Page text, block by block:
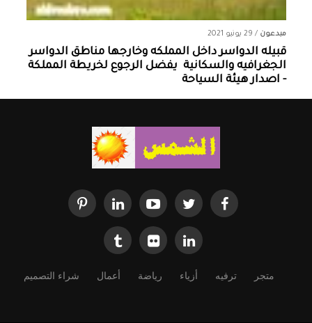
مبدعون / 29 يونيو 2021
قبيله الدواسر داخل المملكه وخارجها ‏مناطق الدواسر
الجغرافيه والسكانية ‏ يفضل الرجوع لخريطة المملكة
- اصدار هيئة السياحة
متجر ترفيه أزياء رياضة أعمال شراء التصميم